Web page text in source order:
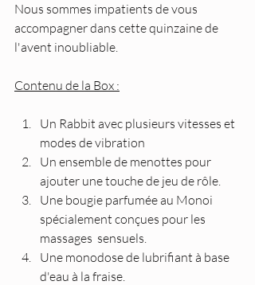
Nous sommes impatients de vous
accompagner dans cette quinzaine de
l'avent inoubliable.
Contenu de la Box :
Un Rabbit avec plusieurs vitesses et
modes de vibration
Un ensemble de menottes pour
ajouter une touche de jeu de rôle.
Une bougie parfumée au Monoi
spécialement conçues pour les
massages  sensuels.
Une monodose de lubrifiant à base
d'eau à la fraise.